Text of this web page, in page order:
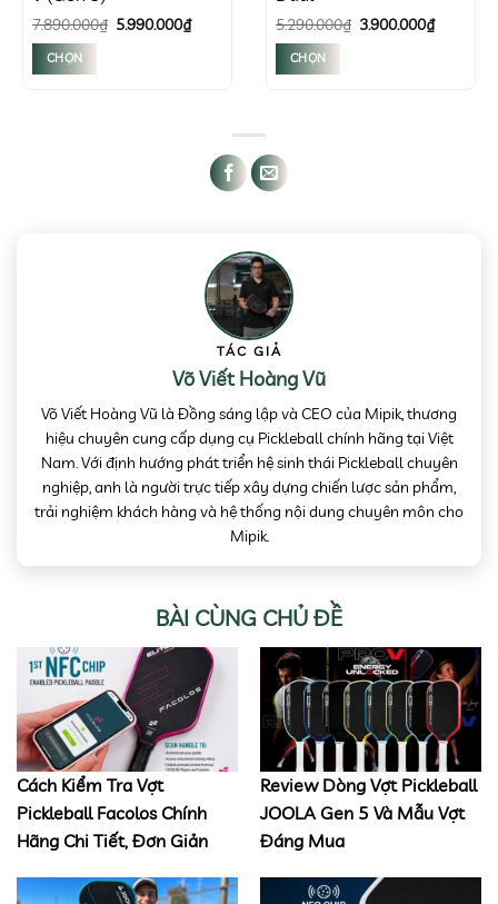
7.890.000₫ Giá
5.990.000₫Giá
hiện
CHỌN
trên
trang
sản
phẩm
5.290.000₫ Giá
3.900.000₫Giá
hiện
CHỌN
có
nhiều
tùy
chọn
có
thể
chọn
trên
trang
sản
phẩm
TÁC GIẢ
Võ Viết Hoàng Vũ
Võ Viết Hoàng Vũ là Đồng sáng lập và CEO của Mipik, thương
hiệu chuyên cung cấp dụng cụ Pickleball chính hãng tại Việt
Nam. Với định hướng phát triển hệ sinh thái Pickleball chuyên
nghiệp, anh là người trực tiếp xây dựng chiến lược sản phẩm,
trải nghiệm khách hàng và hệ thống nội dung chuyên môn cho
Mipik.
BÀI CÙNG CHỦ ĐỀ
Cách Kiểm Tra Vợt
Pickleball Facolos Chính
Hãng Chi Tiết, Đơn Giản
Review Dòng Vợt Pickleball
JOOLA Gen 5 Và Mẫu Vợt
Đáng Mua